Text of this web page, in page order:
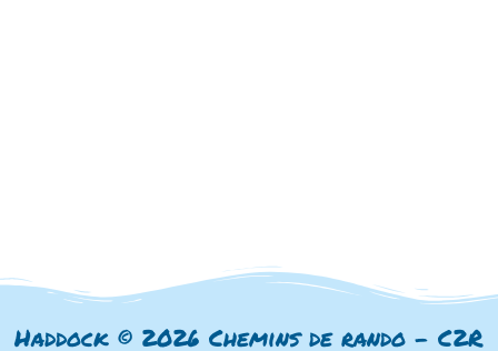
Haddock © 2026 Chemins de rando - C2R